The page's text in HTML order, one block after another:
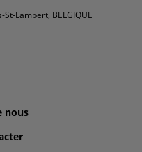
Lambert, BELGIQUE
nous